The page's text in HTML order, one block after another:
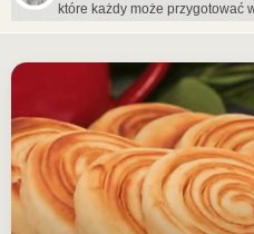
które każdy może przygotować